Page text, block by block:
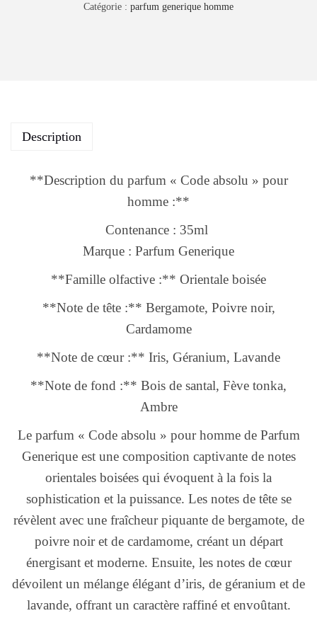
Catégorie : parfum generique homme
Description
**Description du parfum « Code absolu » pour
homme :**
Contenance : 35ml
Marque : Parfum Generique
**Famille olfactive :** Orientale boisée
**Note de tête :** Bergamote, Poivre noir,
Cardamome
**Note de cœur :** Iris, Géranium, Lavande
**Note de fond :** Bois de santal, Fève tonka,
Ambre
Le parfum « Code absolu » pour homme de Parfum
Generique est une composition captivante de notes
orientales boisées qui évoquent à la fois la
sophistication et la puissance. Les notes de tête se
révèlent avec une fraîcheur piquante de bergamote, de
poivre noir et de cardamome, créant un départ
énergisant et moderne. Ensuite, les notes de cœur
dévoilent un mélange élégant d’iris, de géranium et de
lavande, offrant un caractère raffiné et envoûtant.